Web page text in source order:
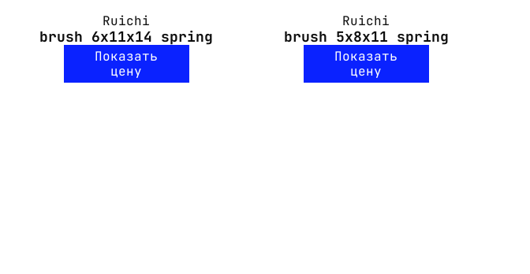
Ruichi
brush 6x11x14 spring
Показать
цену
Ruichi
brush 5x8x11 spring
Показать
цену